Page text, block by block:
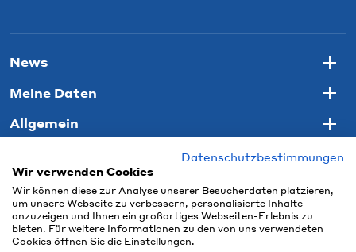
News
Meine Daten
Allgemein
Datenschutzbestimmungen
Wir verwenden Cookies
Wir können diese zur Analyse unserer Besucherdaten platzieren,
um unsere Webseite zu verbessern, personalisierte Inhalte
anzuzeigen und Ihnen ein großartiges Webseiten-Erlebnis zu
bieten. Für weitere Informationen zu den von uns verwendeten
Cookies öffnen Sie die Einstellungen.